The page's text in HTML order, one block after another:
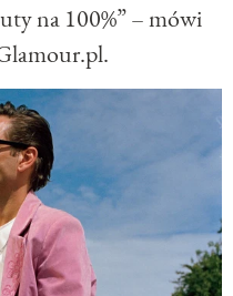
na 100%” – mówi